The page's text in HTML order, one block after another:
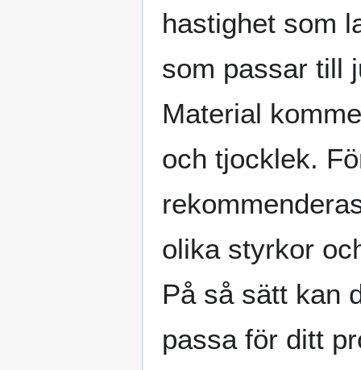
hastighet som
som passar till
Material
och tjocklek.
olika styrkor
På så sätt kan
passa för ditt